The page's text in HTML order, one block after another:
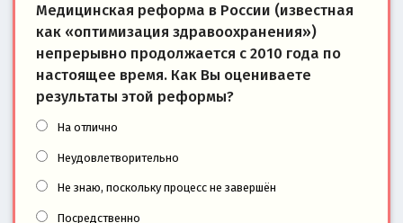
Медицинская реформа в России (известная
как «оптимизация здравоохранения»)
непрерывно продолжается с 2010 года по
настоящее время. Как Вы оцениваете
результаты этой реформы?
На отлично
Неудовлетворительно
Не знаю, поскольку процесс не завершён
Посредственно